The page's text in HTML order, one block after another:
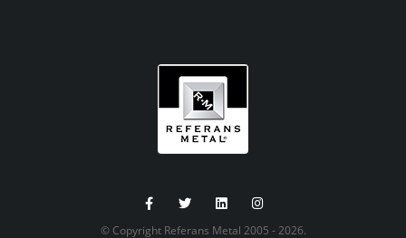
© Copyright Referans Metal 2005 - 2026.